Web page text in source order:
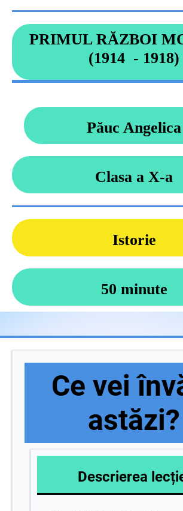
PRIMUL RĂZBOI
(1914 - 1918)
Păuc Angelica
Clasa a X-a
Istorie
50 minute
Ce vei
astăzi?
Descrierea